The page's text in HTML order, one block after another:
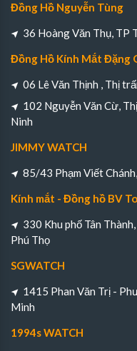
Đồng Hồ Nguyễn Tùng
36 Hoàng Văn Thụ, TP
Đồng Hồ Kính Mắt Đặng
06 Lê Văn Thịnh , Thị
102 Nguyễn Văn Cừ,
Ninh
JIMMY WATCH
85/43 Phạm Viết
Kính mắt - Đồng hồ BV
330 Khu phố Tân
Phú Thọ
SGWATCH
1415 Phan Văn Trị -
Minh
1994s WATCH